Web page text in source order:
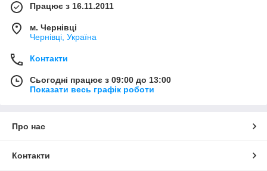
Працює з 16.11.2011
м. Чернівці
Чернівці, Україна
Контакти
Сьогодні працює з 09:00 до 13:00
Показати весь графік роботи
Про нас
Контакти